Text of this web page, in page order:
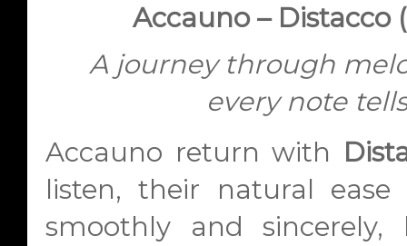
Accauno – Distacco
A journey through
every note
Accauno return with
listen, their natural
smoothly and